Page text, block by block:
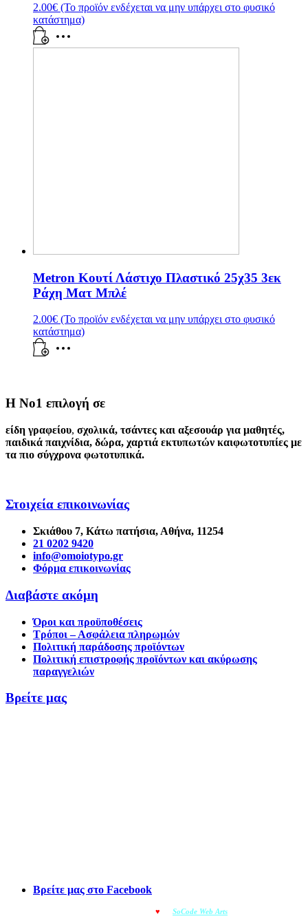
2.00€ (Το προϊόν ενδέχεται να μην υπάρχει στο φυσικό
κατάστημα)
Metron Κουτί Λάστιχο Πλαστικό 25χ35 3εκ
Ράχη Ματ Μπλέ
2.00€ (Το προϊόν ενδέχεται να μην υπάρχει στο φυσικό
κατάστημα)
Η Νο1 επιλογή σε
είδη γραφείου, σχολικά, τσάντες και αξεσουάρ για μαθητές,
παιδικά παιχνίδια, δώρα, χαρτιά εκτυπωτών καιφωτοτυπίες με
τα πιο σύγχρονα φωτοτυπικά.
Στοιχεία επικοινωνίας
Σκιάθου 7, Κάτω πατήσια, Αθήνα, 11254
21 0202 9420
info@omoiotypo.gr
Φόρμα επικοινωνίας
Διαβάστε ακόμη
Όροι και προϋποθέσεις
Τρόποι – Ασφάλεια πληρωμών
Πολιτική παράδοσης προϊόντων
Πολιτική επιστροφής προϊόντων και ακύρωσης
παραγγελιών
Βρείτε μας
Βρείτε μας στο Facebook
♥ SoCode Web Arts